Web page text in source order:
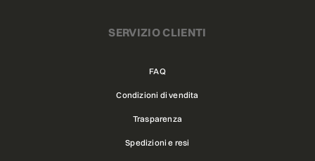
SERVIZIO CLIENTI
FAQ
Condizioni di vendita
Trasparenza
Spedizioni e resi